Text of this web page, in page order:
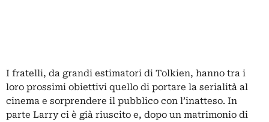
I fratelli, da grandi estimatori di Tolkien, hanno tra i
loro prossimi obiettivi quello di portare la serialità al
cinema e sorprendere il pubblico con l’inatteso. In
parte Larry ci è già riuscito e, dopo un matrimonio di